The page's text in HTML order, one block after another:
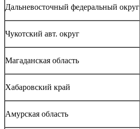
Дальневосточный федеральный округ
Чукотский авт. округ
Магаданская область
Хабаровский край
Амурская область